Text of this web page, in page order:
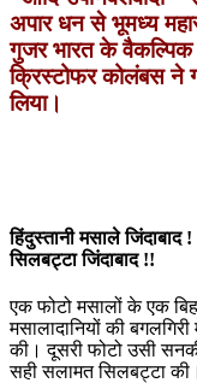
अपार धन से भूमध्य
गुजर भारत के
क्रिस्टोफर कोलंबस ने
लिया।
हिंदुस्तानी मसाले जिंदाबाद !
सिलबट्टा जिंदाबाद !!
एक फोटो मसालों के एक
मसालादानियों की
की। दूसरी फोटो उसी
सही सलामत सिलबट्टा की।